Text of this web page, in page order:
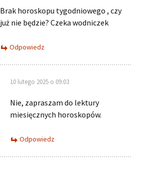
Brak horoskopu tygodniowego , czy
już nie będzie? Czeka wodniczek
Odpowiedz
10 lutego 2025 o 09:03
Nie, zapraszam do lektury
miesięcznych horoskopów.
Odpowiedz